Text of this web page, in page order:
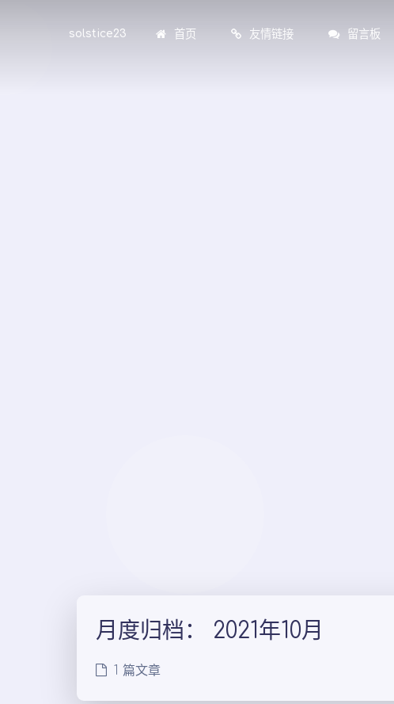
solstice23 首页 友情链接 留言板
月度归档： 2021年10月
1 篇文章